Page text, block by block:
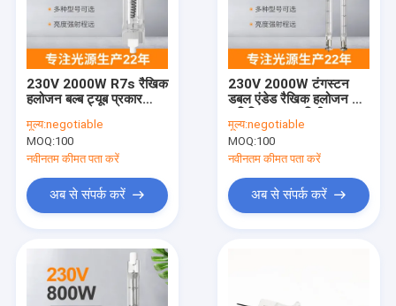
230V 2000W R7s रैखिक
हलोजन बल्ब ट्यूब प्रकार
एंडेड
मूल्य:negotiable
MOQ:100
नवीनतम कीमत पता करें
अब से संपर्क करें
230V 2000W टंगस्टन
डबल एंडेड रैखिक हलोजन लैंप
बिक्रीसूत्र:
मूल्य:negotiable
MOQ:100
नवीनतम कीमत पता करें
अब से संपर्क करें